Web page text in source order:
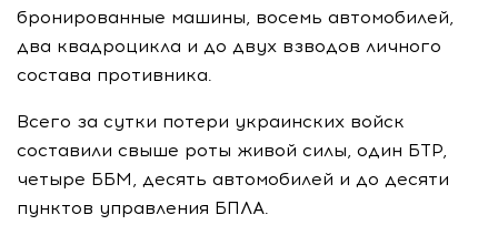
бронированные машины, восемь автомобилей,
два квадроцикла и до двух взводов личного
состава противника.
Всего за сутки потери украинских войск
составили свыше роты живой силы, один БТР,
четыре ББМ, десять автомобилей и до десяти
пунктов управления БПЛА.